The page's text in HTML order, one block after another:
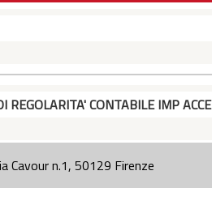
REGOLARITA' CONTABILE IMP ACCE
Cavour n.1, 50129 Firenze